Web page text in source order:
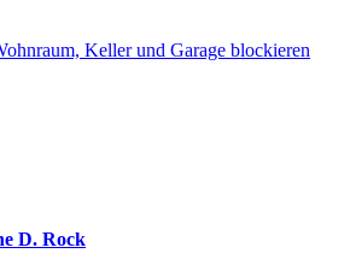
Keller und Garage blockieren
D. Rock